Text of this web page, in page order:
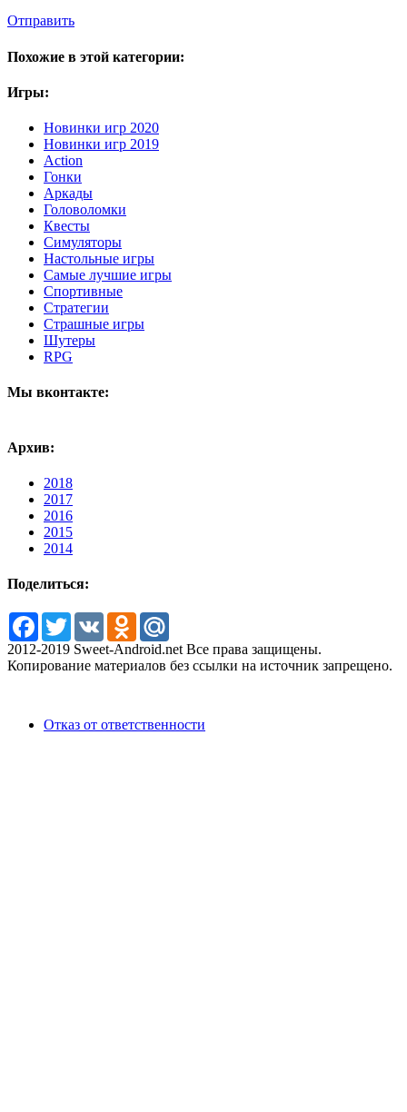
Отправить
Похожие в этой категории:
Игры:
Новинки игр 2020
Новинки игр 2019
Action
Гонки
Аркады
Головоломки
Квесты
Симуляторы
Настольные игры
Самые лучшие игры
Спортивные
Стратегии
Страшные игры
Шутеры
RPG
Мы вконтакте:
Архив:
2018
2017
2016
2015
2014
Поделиться:
Facebook
TwitterVK Odnoklassniki
2012-2019 Sweet-Android.net Все права защищены.
Копирование материалов без ссылки на источник запрещено.
Отказ от ответственности